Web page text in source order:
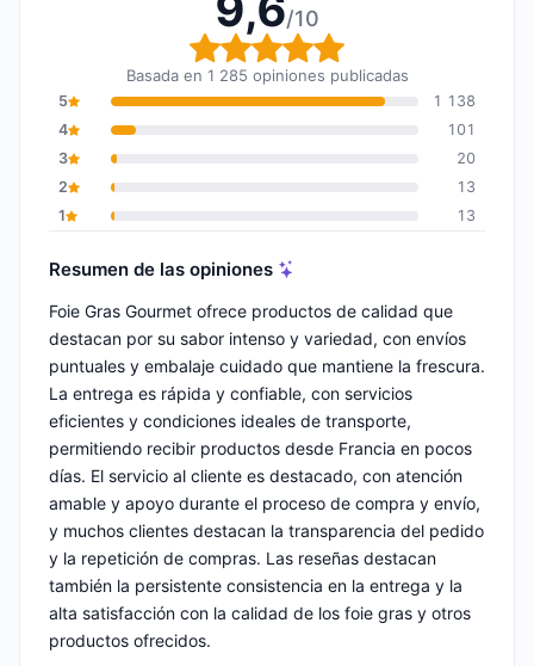
/10
Calificación global: 9,6
Basada en 1 285 opiniones publicadas
5
1 138
4
101
3
20
2
13
1
13
Resumen de las opiniones
Foie Gras Gourmet ofrece productos de calidad que
destacan por su sabor intenso y variedad, con envíos
puntuales y embalaje cuidado que mantiene la frescura.
La entrega es rápida y confiable, con servicios
eficientes y condiciones ideales de transporte,
permitiendo recibir productos desde Francia en pocos
días. El servicio al cliente es destacado, con atención
amable y apoyo durante el proceso de compra y envío,
y muchos clientes destacan la transparencia del pedido
y la repetición de compras. Las reseñas destacan
también la persistente consistencia en la entrega y la
alta satisfacción con la calidad de los foie gras y otros
productos ofrecidos.